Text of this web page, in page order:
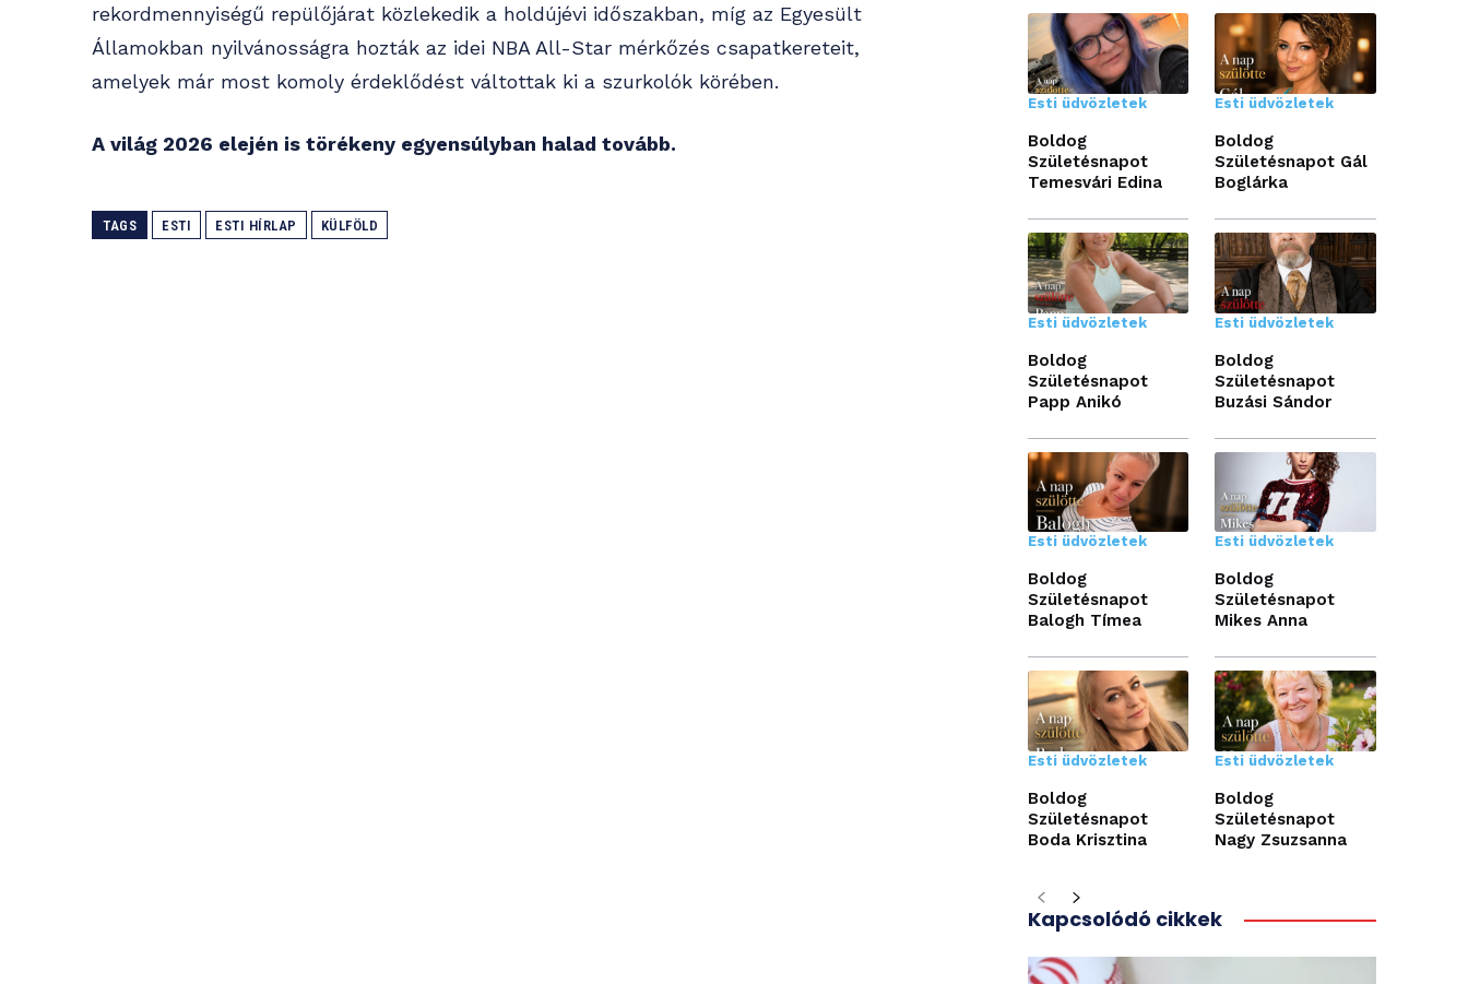
rekordmennyiségű repülőjárat közlekedik a holdújévi időszakban, míg az Egyesült
Államokban nyilvánosságra hozták az idei NBA All-Star mérkőzés csapatkereteit,
amelyek már most komoly érdeklődést váltottak ki a szurkolók körében.
A világ 2026 elején is törékeny egyensúlyban halad tovább.
TAGS ESTI ESTI HÍRLAP KÜLFÖLD
Esti üdvözletek
Boldog
Születésnapot
Temesvári Edina
Esti üdvözletek
Boldog
Születésnapot Gál
Boglárka
Esti üdvözletek
Boldog
Születésnapot
Papp Anikó
Esti üdvözletek
Boldog
Születésnapot
Buzási Sándor
Esti üdvözletek
Boldog
Születésnapot
Balogh Tímea
Esti üdvözletek
Boldog
Születésnapot
Mikes Anna
Esti üdvözletek
Boldog
Születésnapot
Boda Krisztina
Esti üdvözletek
Boldog
Születésnapot
Nagy Zsuzsanna
Kapcsolódó cikkek